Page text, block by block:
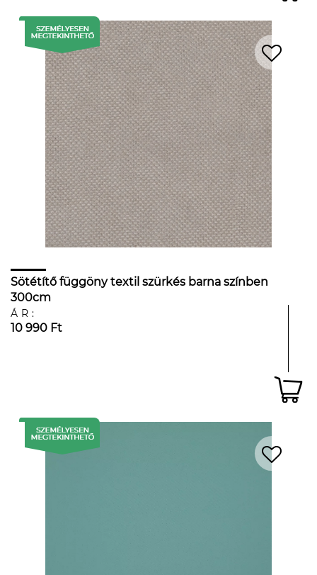
Sötétítő függöny textil szürkés barna színben
300cm
ÁR:
10 990 Ft